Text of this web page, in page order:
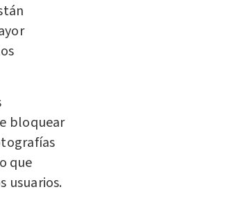
bloquear
que
usuarios.